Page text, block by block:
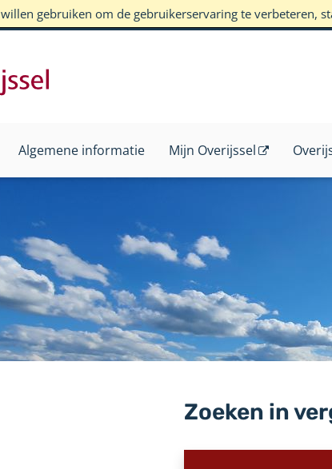
gebruiken om de gebruikerservaring te verbeteren,
Algemene informatie Mijn Overijssel
Zoeken in